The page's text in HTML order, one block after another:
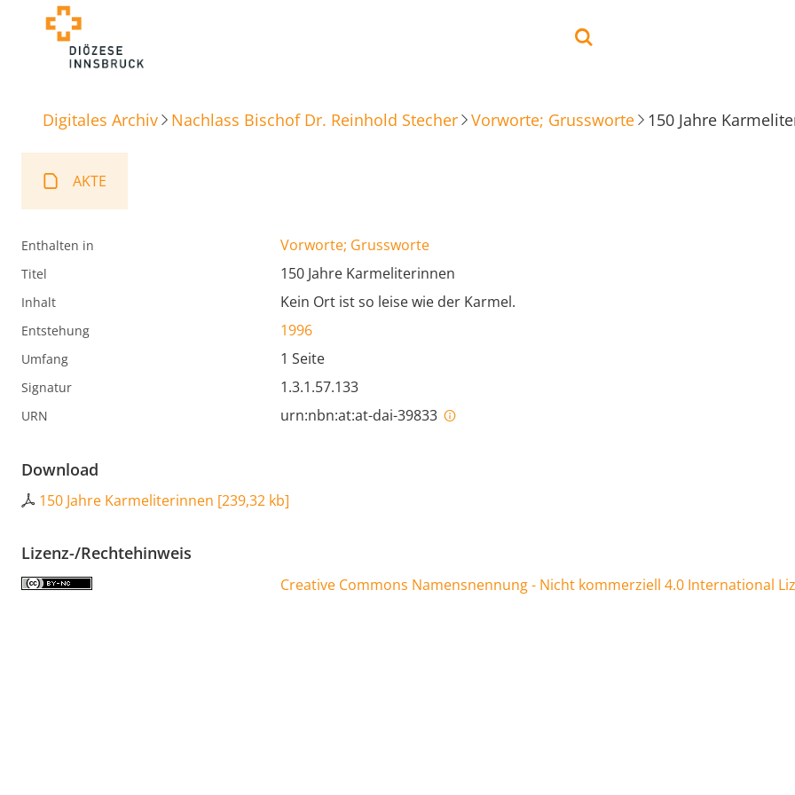
Digitales Archiv Nachlass Bischof Dr. Reinhold Stecher Vorworte; Grussworte 150 Jahre
AKTE
Enthalten in Vorworte; Grussworte
Titel 150 Jahre Karmeliterinnen
Inhalt Kein Ort ist so leise wie der Karmel.
Entstehung 1996
Umfang 1 Seite
Signatur 1.3.1.57.133
URN urn:nbn:at:at-dai-39833
Download
150 Jahre Karmeliterinnen [239,32 kb]
Lizenz-/Rechtehinweis
Creative Commons Namensnennung - Nicht kommerziell 4.0 International